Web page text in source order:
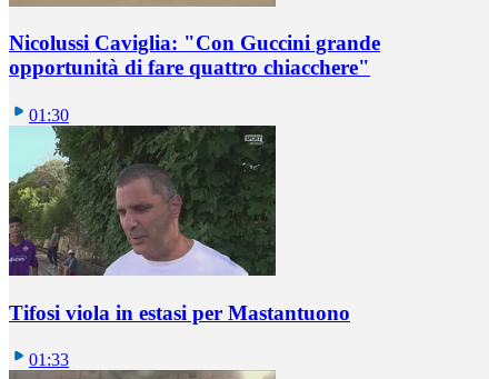
Nicolussi Caviglia: "Con Guccini grande
opportunità di fare quattro chiacchere"
01:30
Tifosi viola in estasi per Mastantuono
01:33